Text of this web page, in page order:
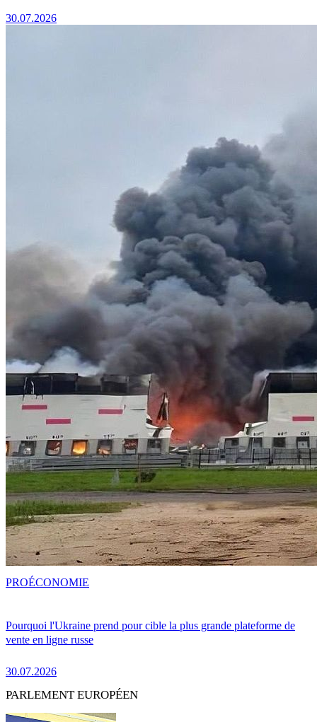
30.07.2026
Pourquoi l'Ukraine prend pour cible la plus grande plateforme de
vente en ligne russe
30.07.2026
PROÉCONOMIE
PARLEMENT EUROPÉEN